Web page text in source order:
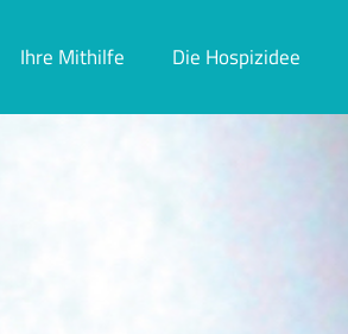
Ihre Mithilfe Die Hospizidee